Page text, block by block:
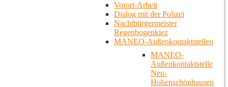
Vorort-Arbeit
Dialog mit der Polizei
Nachtbürgermeister
Regenbogenkiez
MANEO-Außenkontaktstellen
MANEO-
Außenkontaktstelle
Neu-
Hohenschönhausen